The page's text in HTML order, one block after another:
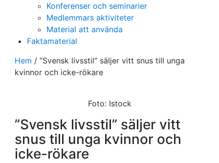
Konferenser och seminarier
Medlemmars aktiviteter
Material att använda
Faktamaterial
Hem / ”Svensk livsstil” säljer vitt snus till unga
kvinnor och icke-rökare
Foto: Istock
”Svensk livsstil” säljer vitt
snus till unga kvinnor och
icke-rökare